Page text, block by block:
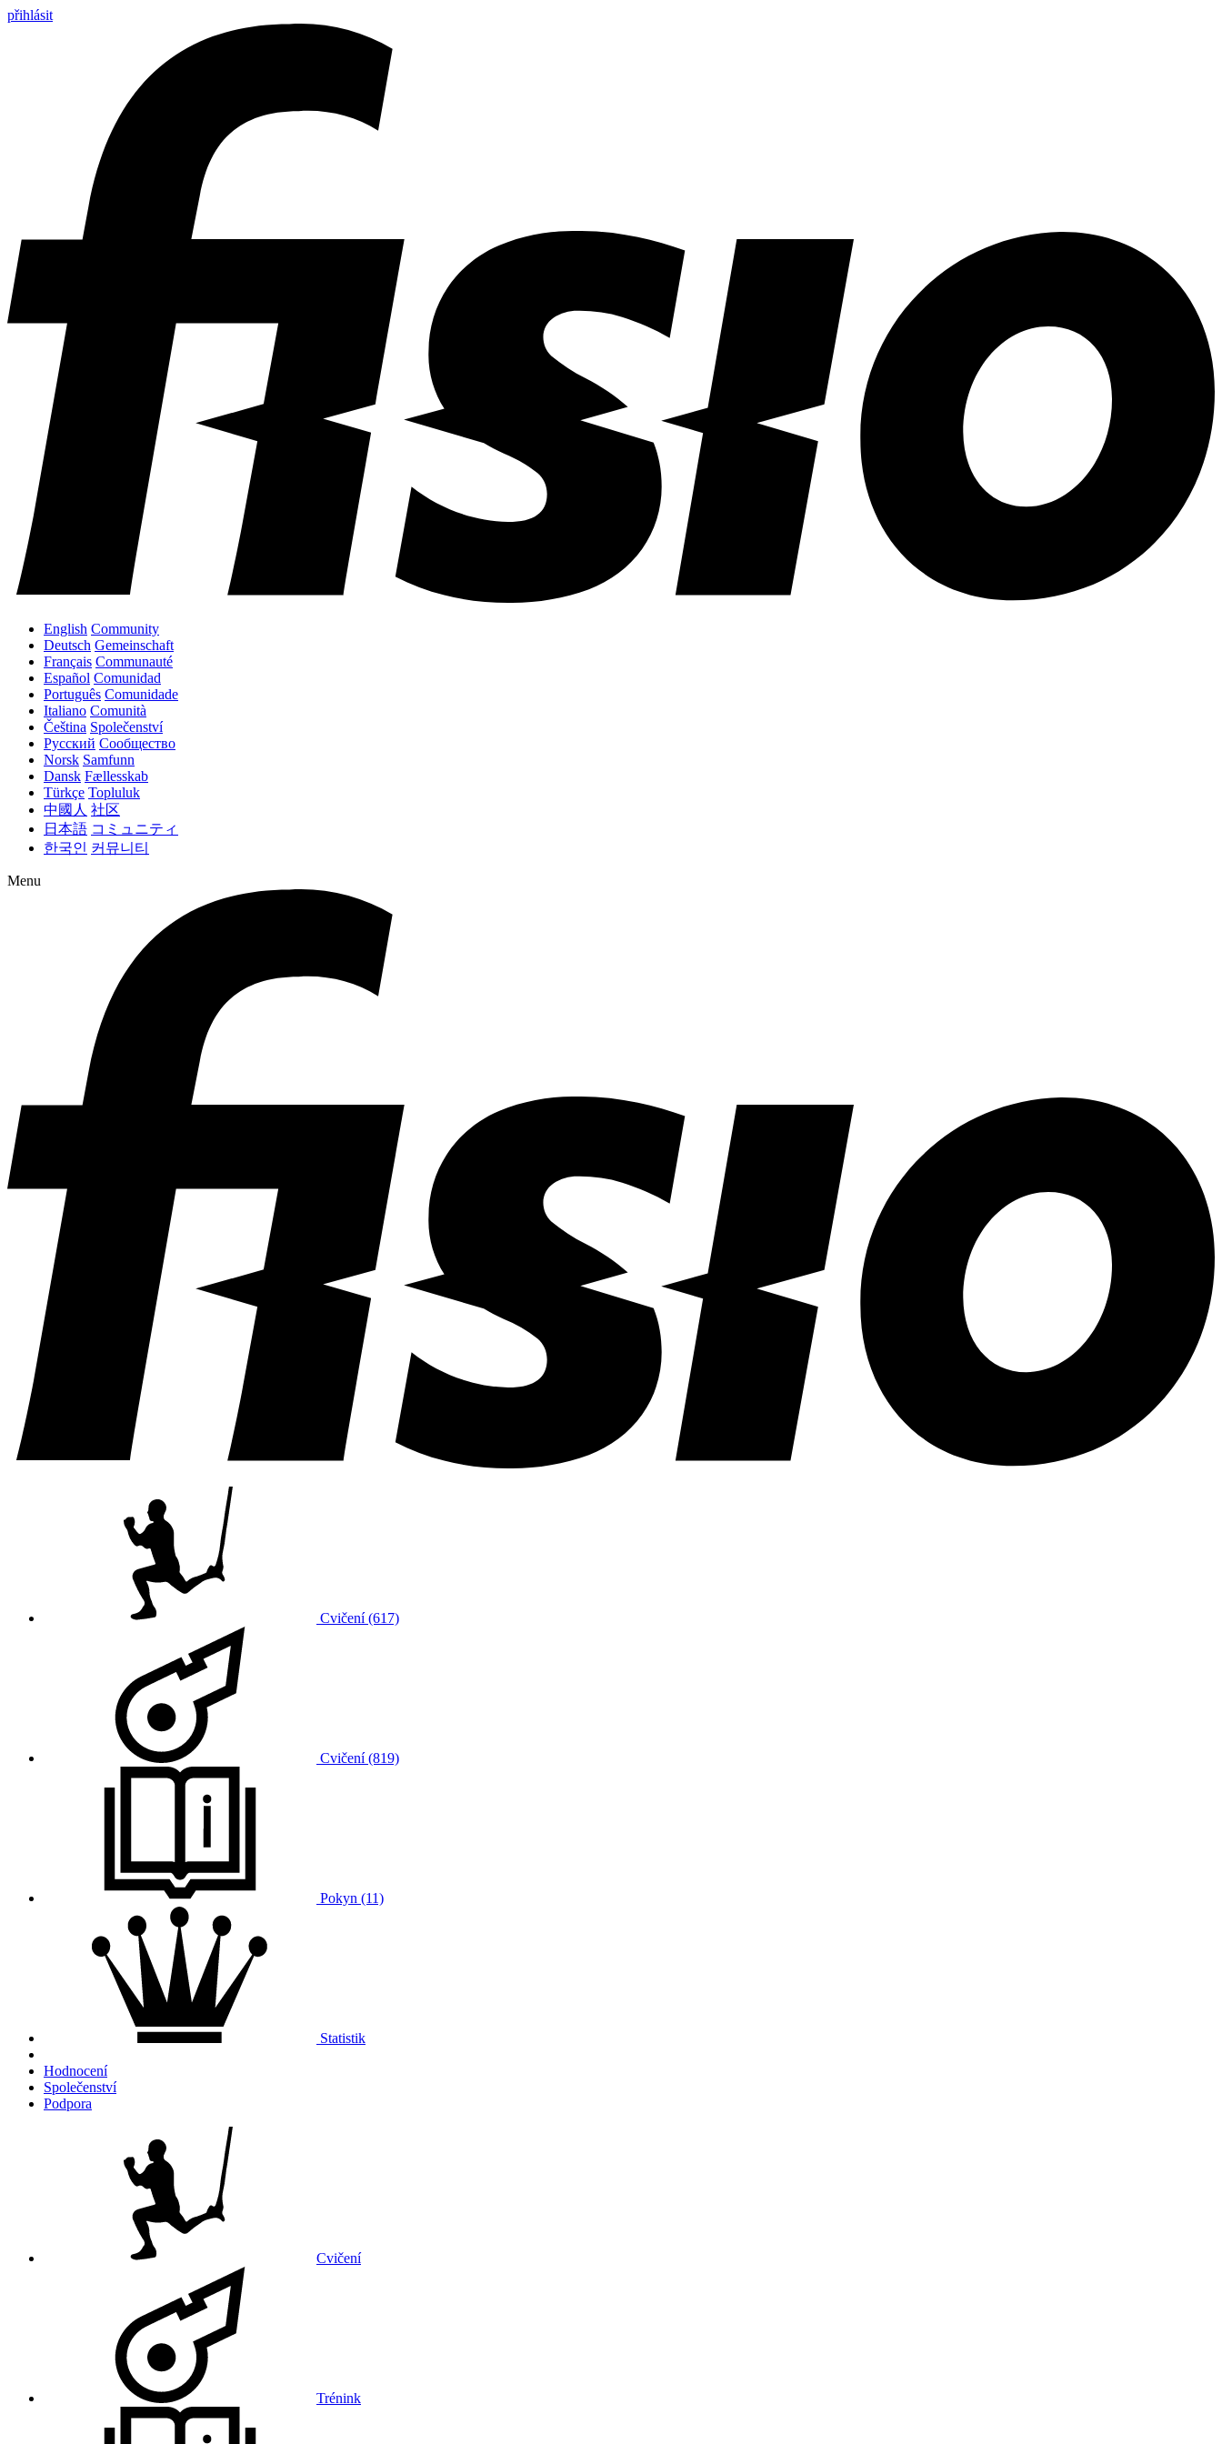
přihlásit
English Community
Deutsch Gemeinschaft
Français Communauté
Español Comunidad
Português Comunidade
Italiano Comunità
Čeština Společenství
Русский Сообщество
Norsk Samfunn
Dansk Fællesskab
Türkçe Topluluk
中國人 社区
日本語 コミュニティ
한국인 커뮤니티
Menu
Cvičení (617)
Cvičení (819)
Pokyn (11)
Statistik
Hodnocení
Společenství
Podpora
Cvičení
Trénink